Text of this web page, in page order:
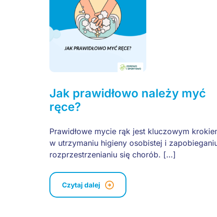
Jak prawidłowo należy myć
ręce?
Prawidłowe mycie rąk jest kluczowym
w utrzymaniu higieny osobistej i
rozprzestrzenianiu się chorób. […]
Czytaj dalej